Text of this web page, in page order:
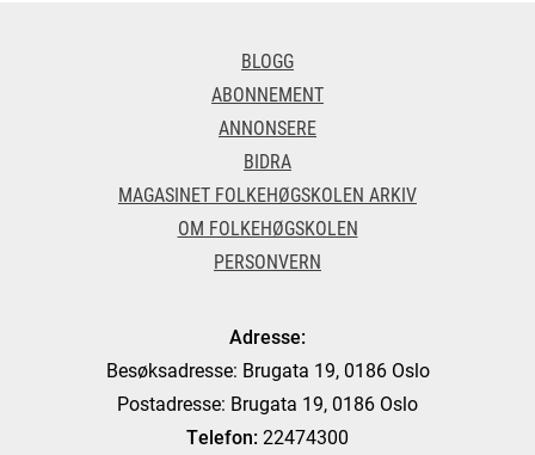
BLOGG
ABONNEMENT
ANNONSERE
BIDRA
MAGASINET FOLKEHØGSKOLEN ARKIV
OM FOLKEHØGSKOLEN
PERSONVERN
Adresse:
Besøksadresse: Brugata 19, 0186 Oslo
Postadresse: Brugata 19, 0186 Oslo
Telefon: 22474300